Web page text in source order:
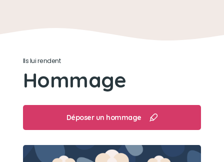
Aller en balade avec papa
Ils lui rendent
Hommage
Déposer un hommage